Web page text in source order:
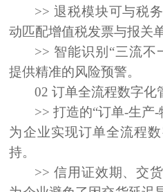
>> 退税模块可与税
动匹配增值税发票与报关
>> 智能识别“三流不
提供精准的风险预警。
02订单全流程数字化
>> 打造的“订单-生产-
为企业实现订单全流程
持。
>> 信用证效期、交